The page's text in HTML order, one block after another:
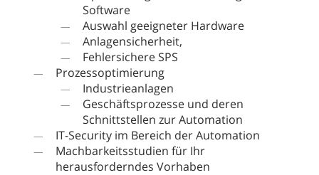
Software
Auswahl geeigneter Hardware
Anlagensicherheit,
Fehlersichere SPS
Prozessoptimierung
Industrieanlagen
Geschäftsprozesse und deren
Schnittstellen zur Automation
IT-Security im Bereich der Automation
Machbarkeitsstudien für Ihr
herausforderndes Vorhaben